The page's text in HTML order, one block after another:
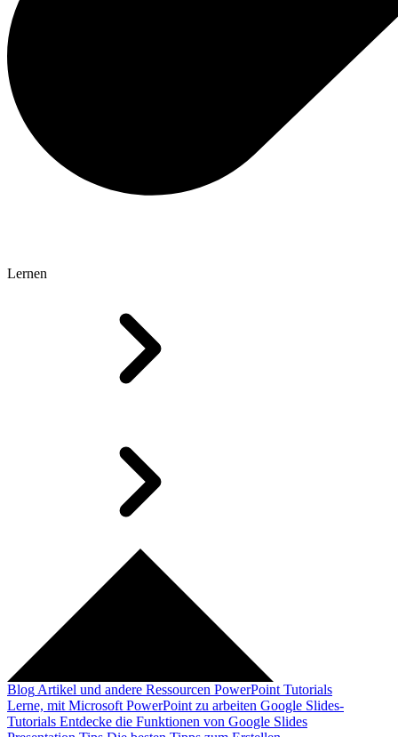
Lernen
Blog Artikel und andere Ressourcen PowerPoint Tutorials
Lerne, mit Microsoft PowerPoint zu arbeiten Google Slides-
Tutorials Entdecke die Funktionen von Google Slides